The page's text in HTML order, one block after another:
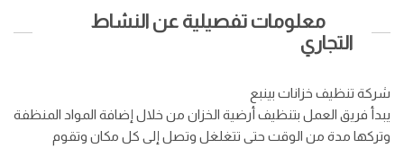
معلومات تفصيلية عن النشاط
التجاري
شركة تنظيف خزانات بينبع
يبدأ فريق العمل بتنظيف أرضية الخزان من خلال إضافة المواد المنظفة
وتركها مدة من الوقت حتى تتغلغل وتصل إلى كل مكان وتقوم